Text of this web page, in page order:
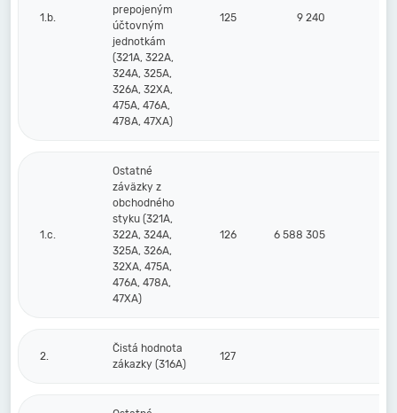
1.b.
prepojeným
účtovným
jednotkám
(321A, 322A,
324A, 325A,
326A, 32XA,
475A, 476A,
478A, 47XA)
125 9 240
1.c.
Ostatné
záväzky z
obchodného
styku (321A,
322A, 324A,
325A, 326A,
32XA, 475A,
476A, 478A,
47XA)
126 6 588 305
2.
Čistá hodnota
zákazky (316A)
127